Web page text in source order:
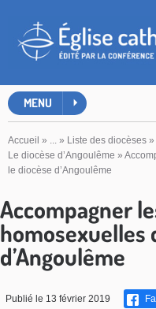
MENU
Accueil » ... » Liste des diocèses »
Le diocèse d’Angoulême »
le diocèse d’Angoulême
Accompagner
homosexuelles
d’Angoulême
Publié le 13 février 2019